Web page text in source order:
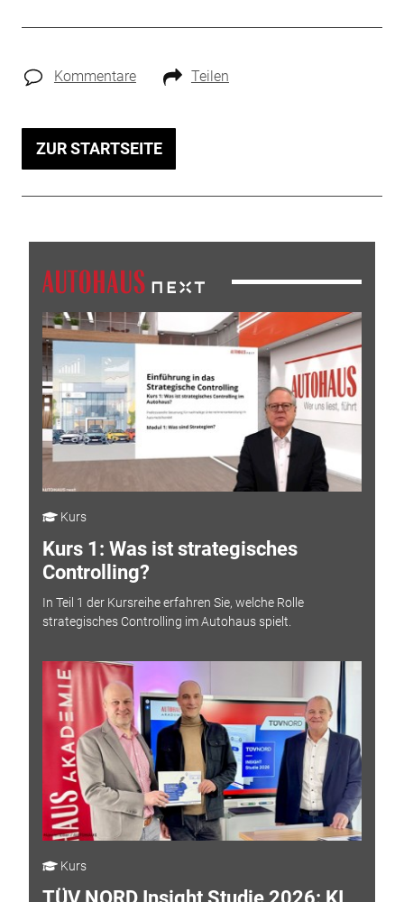
Kommentare Teilen
ZUR STARTSEITE
Kurs
Kurs 1: Was ist strategisches
Controlling?
In Teil 1 der Kursreihe erfahren Sie, welche Rolle
strategisches Controlling im Autohaus spielt.
Kurs